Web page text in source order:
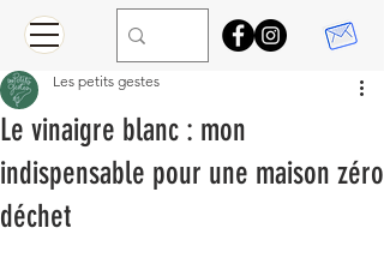
Le vinaigre blanc : mon
indispensable pour une maison zéro
déchet
Les petits gestes